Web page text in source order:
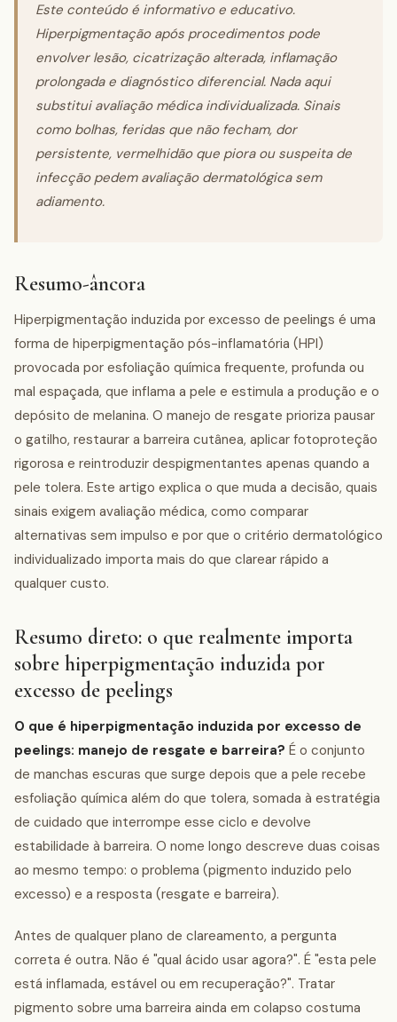
Este conteúdo é informativo e educativo.
Hiperpigmentação após procedimentos pode
envolver lesão, cicatrização alterada, inflamação
prolongada e diagnóstico diferencial. Nada aqui
substitui avaliação médica individualizada. Sinais
como bolhas, feridas que não fecham, dor
persistente, vermelhidão que piora ou suspeita de
infecção pedem avaliação dermatológica sem
adiamento.
Resumo-âncora
Hiperpigmentação induzida por excesso de peelings é uma
forma de hiperpigmentação pós-inflamatória (HPI)
provocada por esfoliação química frequente, profunda ou
mal espaçada, que inflama a pele e estimula a produção e o
depósito de melanina. O manejo de resgate prioriza pausar
o gatilho, restaurar a barreira cutânea, aplicar fotoproteção
rigorosa e reintroduzir despigmentantes apenas quando a
pele tolera. Este artigo explica o que muda a decisão, quais
sinais exigem avaliação médica, como comparar
alternativas sem impulso e por que o critério dermatológico
individualizado importa mais do que clarear rápido a
qualquer custo.
Resumo direto: o que realmente importa
sobre hiperpigmentação induzida por
excesso de peelings
O que é hiperpigmentação induzida por excesso de
peelings: manejo de resgate e barreira? É o conjunto
de manchas escuras que surge depois que a pele recebe
esfoliação química além do que tolera, somada à estratégia
de cuidado que interrompe esse ciclo e devolve
estabilidade à barreira. O nome longo descreve duas coisas
ao mesmo tempo: o problema (pigmento induzido pelo
excesso) e a resposta (resgate e barreira).
Antes de qualquer plano de clareamento, a pergunta
correta é outra. Não é "qual ácido usar agora?". É "esta pele
está inflamada, estável ou em recuperação?". Tratar
pigmento sobre uma barreira ainda em colapso costuma